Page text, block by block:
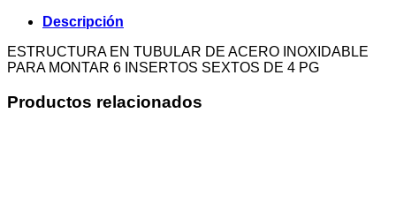
Descripción
ESTRUCTURA EN TUBULAR DE ACERO INOXIDABLE
PARA MONTAR 6 INSERTOS SEXTOS DE 4 PG
Productos relacionados